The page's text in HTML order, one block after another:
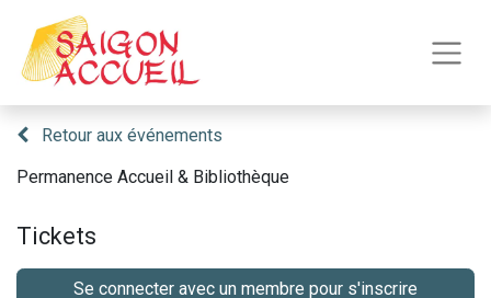
Retour aux événements
Permanence Accueil & Bibliothèque
Tickets
Se connecter avec un membre pour s'inscrire